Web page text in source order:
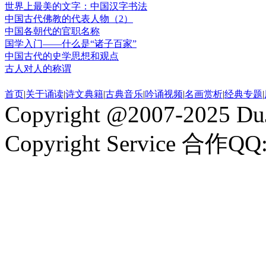
世界上最美的文字：中国汉字书法
中国古代佛教的代表人物（2）
中国各朝代的官职名称
国学入门——什么是“诸子百家”
中国古代的史学思想和观点
古人对人的称谓
首页|关于诵读|诗文典籍|古典音乐|吟诵视频|名画赏析|经典专题|
Copyright @2007-2025
Copyright Service 合作